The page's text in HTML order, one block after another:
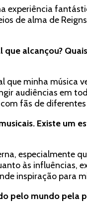
experiência
de alma de
alcançou?
que minha música
audiências em
fãs de diferentes
Existe um
especialmente
às influências,
inspiração para
pelo mundo pela